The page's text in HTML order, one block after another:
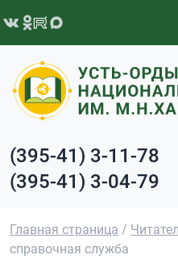
(395-41) 3-11-78
(395-41) 3-04-79
Главная страница /
справочная служба